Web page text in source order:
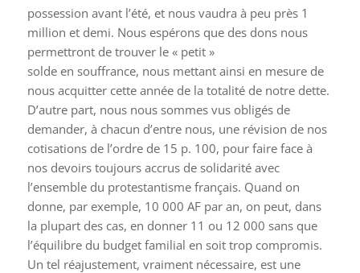
possession avant l’été, et nous vaudra à peu près 1
million et demi. Nous espérons que des dons nous
permettront de trouver le « petit »
solde en souffrance, nous mettant ainsi en mesure de
nous acquitter cette année de la totalité de notre dette.
D’autre part, nous nous sommes vus obligés de
demander, à chacun d’entre nous, une révision de nos
cotisations de l’ordre de 15 p. 100, pour faire face à
nos devoirs toujours accrus de solidarité avec
l’ensemble du protestantisme français. Quand on
donne, par exemple, 10 000 AF par an, on peut, dans
la plupart des cas, en donner 11 ou 12 000 sans que
l’équilibre du budget familial en soit trop compromis.
Un tel réajustement, vraiment nécessaire, est une